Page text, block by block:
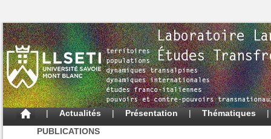
| Actualités | Présentation | Thématiques
PUBLICATIONS